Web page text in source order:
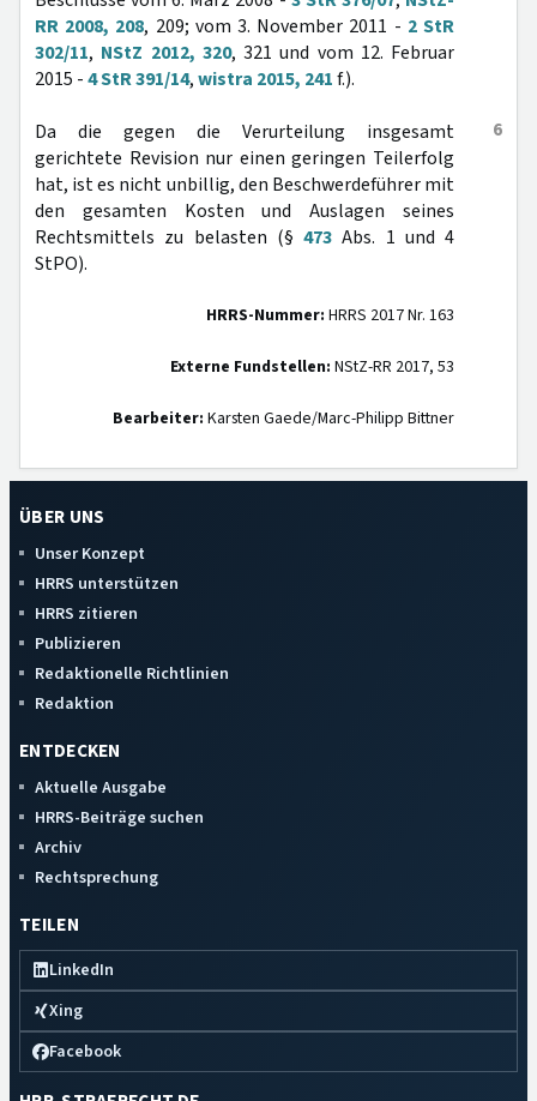
RR 2008, 208, 209; vom 3. November 2011 - 2 StR
302/11, NStZ 2012, 320, 321 und vom 12. Februar
2015 -4 StR 391/14,wistra 2015, 241f.).
6
Da die gegen die Verurteilung insgesamt
gerichtete Revision nur einen geringen Teilerfolg
hat, ist es nicht unbillig, den Beschwerdeführer mit
den gesamten Kosten und Auslagen seines
Rechtsmittels zu belasten (§ 473 Abs. 1 und 4
StPO).
HRRS-Nummer: HRRS 2017 Nr. 163
Externe Fundstellen: NStZ-RR 2017, 53
Bearbeiter: Karsten Gaede/Marc-Philipp Bittner
ÜBER UNS
Unser Konzept
HRRS unterstützen
HRRS zitieren
Publizieren
Redaktionelle Richtlinien
Redaktion
ENTDECKEN
Aktuelle Ausgabe
HRRS-Beiträge suchen
Archiv
Rechtsprechung
TEILEN
LinkedIn
Xing
Facebook